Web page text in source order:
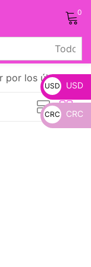
0
por los últimos
USD
_
USD
CRC CRC